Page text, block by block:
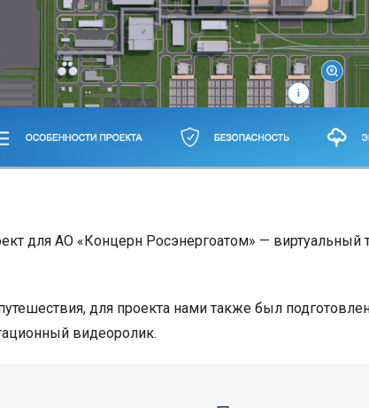
для АО «Концерн Росэнергоатом» — виртуальный
для проекта нами также был
видеоролик.